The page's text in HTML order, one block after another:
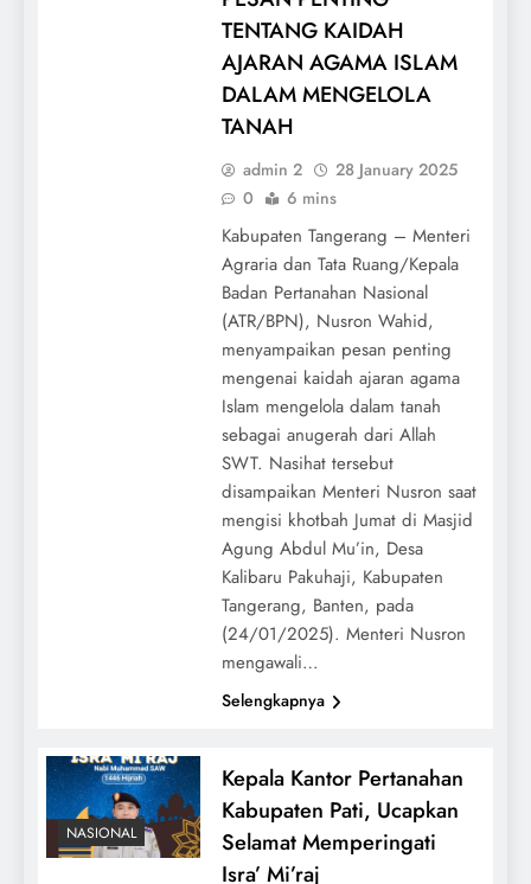
TENTANG KAIDAH
AJARAN AGAMA ISLAM
DALAM MENGELOLA
TANAH
admin 2
28 January 2025
0
6 mins
Kabupaten Tangerang – Menteri
Agraria dan Tata Ruang/Kepala
Badan Pertanahan Nasional
(ATR/BPN), Nusron Wahid,
menyampaikan pesan penting
mengenai kaidah ajaran agama
Islam mengelola dalam tanah
sebagai anugerah dari Allah
SWT. Nasihat tersebut
disampaikan Menteri Nusron saat
mengisi khotbah Jumat di Masjid
Agung Abdul Mu’in, Desa
Kalibaru Pakuhaji, Kabupaten
Tangerang, Banten, pada
(24/01/2025). Menteri Nusron
mengawali…
Selengkapnya
NASIONAL
Kepala Kantor Pertanahan
Kabupaten Pati, Ucapkan
Selamat Memperingati
Isra’ Mi’raj